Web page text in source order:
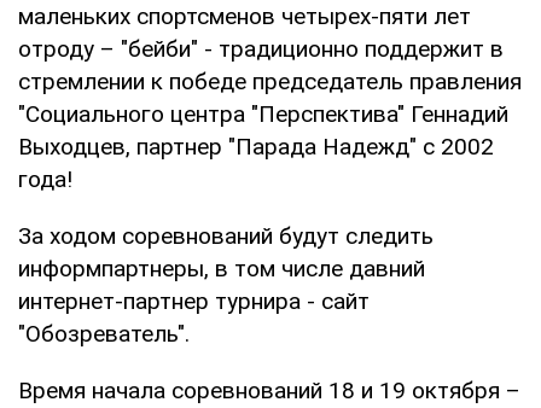
маленьких спортсменов четырех-пяти лет
отроду – "бейби" - традиционно поддержит в
стремлении к победе председатель правления
"Социального центра "Перспектива" Геннадий
Выходцев, партнер "Парада Надежд" с 2002
года!
За ходом соревнований будут следить
информпартнеры, в том числе давний
интернет-партнер турнира - сайт
"Обозреватель".
Время начала соревнований 18 и 19 октября –